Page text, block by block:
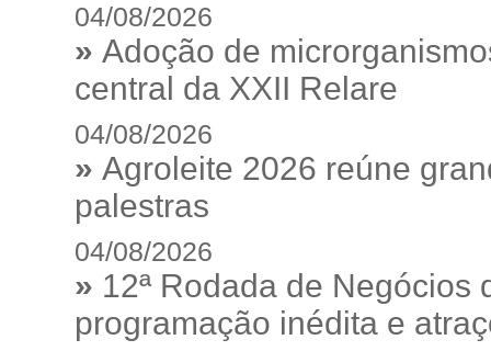
04/08/2026
» Adoção de
central da XXII Relare
04/08/2026
» Agroleite 2026 reúne
palestras
04/08/2026
» 12ª Rodada de Negócios
programação inédita e